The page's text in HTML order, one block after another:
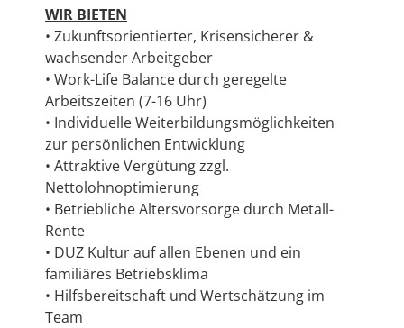
WIR BIETEN
• Zukunftsorientierter, Krisensicherer &
wachsender Arbeitgeber
• Work-Life Balance durch geregelte
Arbeitszeiten (7-16 Uhr)
• Individuelle Weiterbildungsmöglichkeiten
zur persönlichen Entwicklung
• Attraktive Vergütung zzgl.
Nettolohnoptimierung
• Betriebliche Altersvorsorge durch Metall-
Rente
• DUZ Kultur auf allen Ebenen und ein
familiäres Betriebsklima
• Hilfsbereitschaft und Wertschätzung im
Team